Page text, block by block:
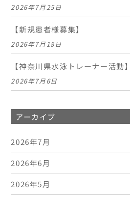
2026年7月25日
【新規患者様募集】
2026年7月18日
【神奈川県水泳トレーナー活動】
2026年7月6日
アーカイブ
2026年7月
2026年6月
2026年5月